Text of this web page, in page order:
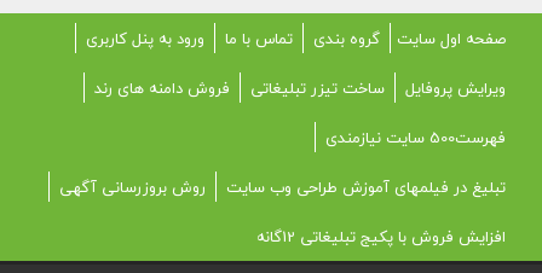
صفحه اول سایت گروه بندی تماس با ما
ورود به پنل کاربری
ویرایش پروفایل
ساخت تیزر تبلیغاتی
فروش دامنه های رند
فهرست500 سایت نیازمندی
تبلیغ در فیلمهای آموزش طراحی وب سایت
روش بروزرسانی آگهی
افزایش فروش با پکیج تبلیغاتی 12گانه